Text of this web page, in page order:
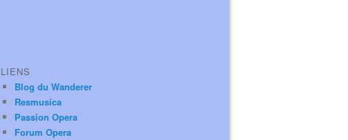
LIENS
Blog du Wanderer
Resmusica
Passion Opera
Forum Opera